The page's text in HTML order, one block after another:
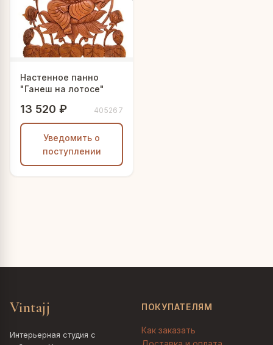
Настенное панно
"Ганеш на лотосе"
13 520 ₽ 405267
Уведомить о
поступлении
Vintajj
Интерьерная студия с
ПОКУПАТЕЛЯМ
Как заказать